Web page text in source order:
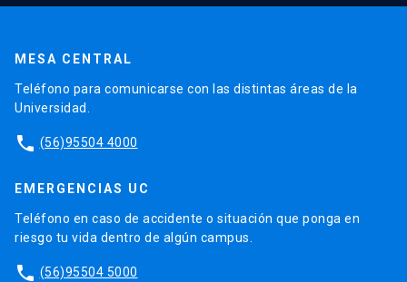
MESA CENTRAL
Teléfono para comunicarse con las distintas áreas de la
Universidad.
phone (56)95504 4000
EMERGENCIAS UC
Teléfono en caso de accidente o situación que ponga en
riesgo tu vida dentro de algún campus.
phone (56)95504 5000